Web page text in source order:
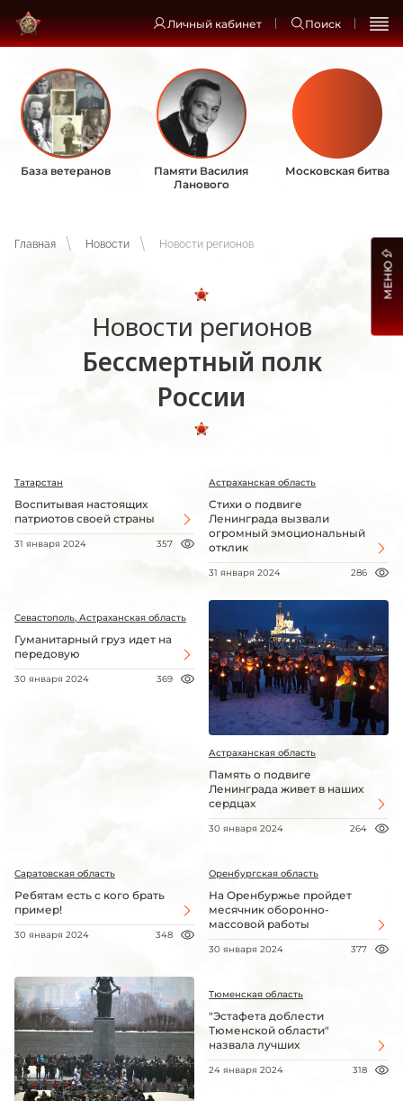
Личный кабинет Поиск
База ветеранов
Памяти Василия
Ланового
Московская битва
Главная Новости Новости регионов
Новости регионов
Бессмертный полк
России
Татарстан
Воспитывая настоящих
патриотов своей страны
31 января 2024 357
Астраханская область
Стихи о подвиге
Ленинграда вызвали
огромный эмоциональный
отклик
31 января 2024 286
Севастополь, Астраханская область
Гуманитарный груз идет на
передовую
30 января 2024 369
Астраханская область
Память о подвиге
Ленинграда живет в наших
сердцах
30 января 2024 264
Саратовская область
Ребятам есть с кого брать
пример!
30 января 2024 348
Оренбургская область
На Оренбуржье пройдет
месячник оборонно-
массовой работы
30 января 2024 377
Тюменская область
"Эстафета доблести
Тюменской области"
назвала лучших
24 января 2024 318
МЕНЮ